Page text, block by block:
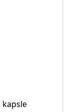
​​kapsle